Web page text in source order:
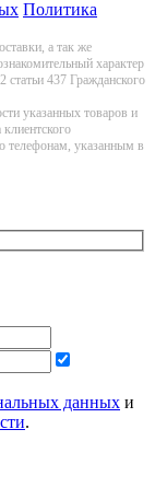
Политика
а так же
харaктер
437 Граждaнского
указанных товаров и
телефонам, указанным в
данных и
.